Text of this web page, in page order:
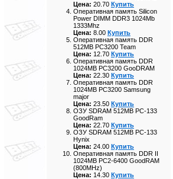
Цена: 20.70 Купить
Оперативная память Silicon
Power DIMM DDR3 1024Mb
1333Mhz
Цена: 8.00 Купить
Оперативная память DDR
512MB PC3200 Team
Цена: 12.70 Купить
Оперативная память DDR
1024MB PC3200 GooDRAM
Цена: 22.30 Купить
Оперативная память DDR
1024MB PC3200 Samsung
major
Цена: 23.50 Купить
ОЗУ SDRAM 512MB PC-133
GoodRam
Цена: 22.70 Купить
ОЗУ SDRAM 512MB PC-133
Hynix
Цена: 24.00 Купить
Оперативная память DDR II
1024MB PC2-6400 GoodRAM
(800MHz)
Цена: 14.30 Купить